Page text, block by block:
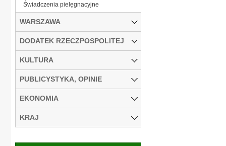
Świadczenia pielęgnacyjne
WARSZAWA
DODATEK RZECZPOSPOLITEJ
KULTURA
PUBLICYSTYKA, OPINIE
EKONOMIA
KRAJ